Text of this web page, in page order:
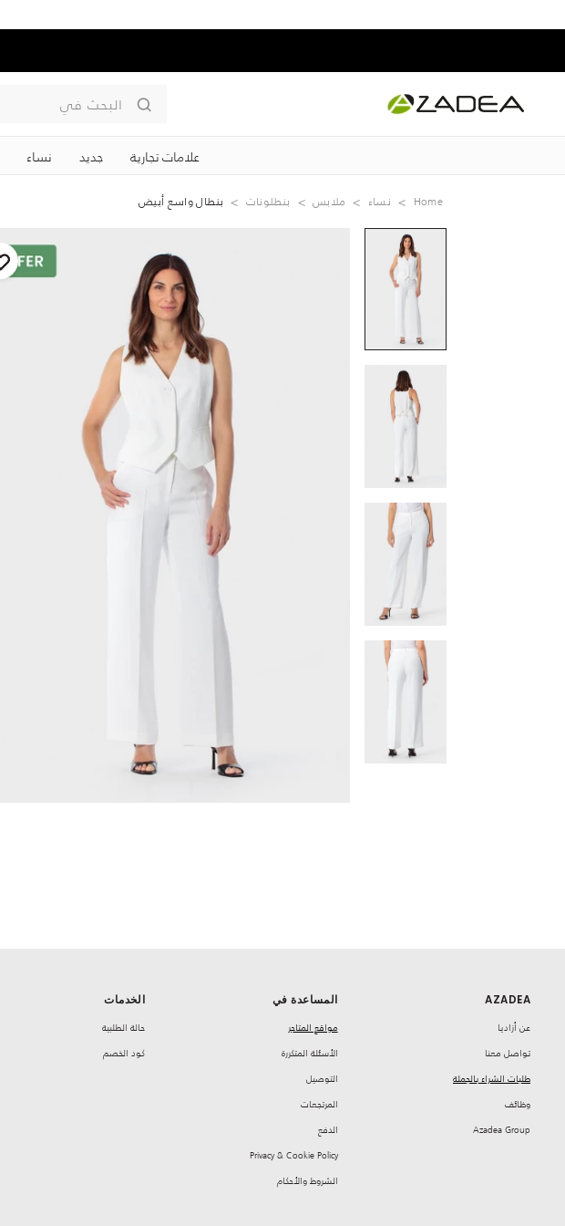
البحث في
علامات تجارية جديد نساء
Home نساء ملابس بنطلونات بنطال واسع أبيض
AZADEA
‏عن أزاديا
تواصل معنا
طلبات الشراء بالجملة
‏وظائف
Azadea Group
المساعدة في
مواقع المتاجر
‏الأسئلة المتكررة
‏التوصيل
‏المرتجعات
‏الدفع
Privacy & Cookie Policy
‏الشروط والأحكام
الخدمات
حالة الطلبية
كود الخصم